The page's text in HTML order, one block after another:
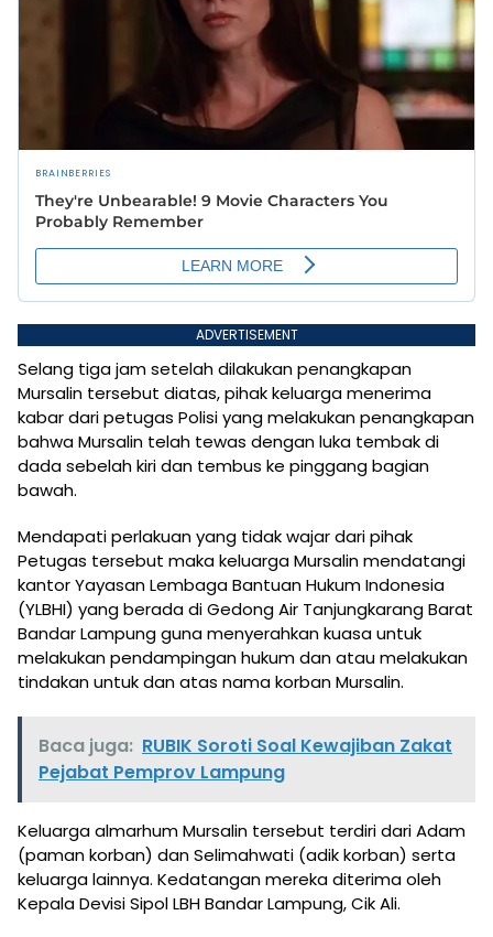
ADVERTISEMENT
Selang tiga jam setelah dilakukan penangkapan
Mursalin tersebut diatas, pihak keluarga menerima
kabar dari petugas Polisi yang melakukan penangkapan
bahwa Mursalin telah tewas dengan luka tembak di
dada sebelah kiri dan tembus ke pinggang bagian
bawah.
Mendapati perlakuan yang tidak wajar dari pihak
Petugas tersebut maka keluarga Mursalin mendatangi
kantor Yayasan Lembaga Bantuan Hukum Indonesia
(YLBHI) yang berada di Gedong Air Tanjungkarang Barat
Bandar Lampung guna menyerahkan kuasa untuk
melakukan pendampingan hukum dan atau melakukan
tindakan untuk dan atas nama korban Mursalin.
Baca juga: RUBIK Soroti Soal Kewajiban Zakat
Pejabat Pemprov Lampung
Keluarga almarhum Mursalin tersebut terdiri dari Adam
(paman korban) dan Selimahwati (adik korban) serta
keluarga lainnya. Kedatangan mereka diterima oleh
Kepala Devisi Sipol LBH Bandar Lampung, Cik Ali.